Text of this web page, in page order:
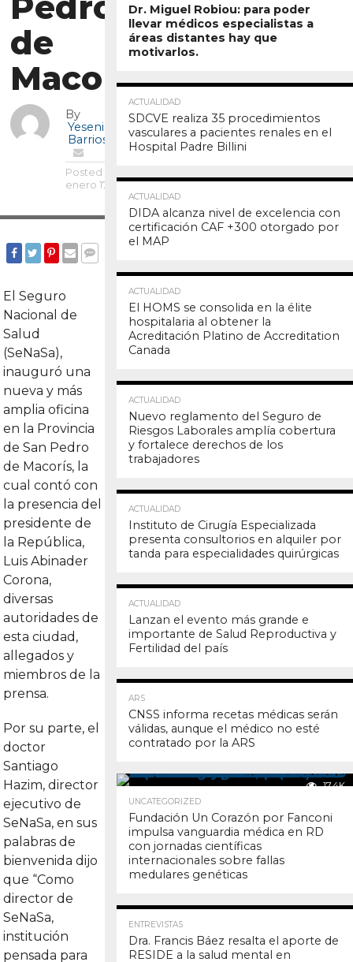
de
Macorís
By
Yesenia
Barrios
Posted on
enero 17, 2023
COMMENTS
El Seguro
Nacional de
Salud
(SeNaSa),
inauguró una
nueva y más
amplia oficina
en la Provincia
de San Pedro
de Macorís, la
cual contó con
la presencia del
presidente de
la República,
Luis Abinader
Corona,
diversas
autoridades de
esta ciudad,
allegados y
miembros de la
prensa.
Por su parte, el
doctor
Santiago
Hazim, director
ejecutivo de
SeNaSa, en sus
palabras de
bienvenida dijo
que “Como
director de
SeNaSa,
institución
pensada para
Dr. Miguel Robiou: para poder
llevar médicos especialistas a
áreas distantes hay que
motivarlos.
ACTUALIDAD
SDCVE realiza 35 procedimientos
vasculares a pacientes renales en el
Hospital Padre Billini
ACTUALIDAD
DIDA alcanza nivel de excelencia con
certificación CAF +300 otorgado por
el MAP
ACTUALIDAD
El HOMS se consolida en la élite
hospitalaria al obtener la
Acreditación Platino de Accreditation
Canada
ACTUALIDAD
Nuevo reglamento del Seguro de
Riesgos Laborales amplía cobertura
y fortalece derechos de los
trabajadores
ACTUALIDAD
Instituto de Cirugía Especializada
presenta consultorios en alquiler por
tanda para especialidades quirúrgicas
ACTUALIDAD
Lanzan el evento más grande e
importante de Salud Reproductiva y
Fertilidad del país
ARS
CNSS informa recetas médicas serán
válidas, aunque el médico no esté
contratado por la ARS
17.4K
UNCATEGORIZED
Fundación Un Corazón por Fanconi
impulsa vanguardia médica en RD
con jornadas científicas
internacionales sobre fallas
medulares genéticas
ENTREVISTAS
Dra. Francis Báez resalta el aporte de
RESIDE a la salud mental en